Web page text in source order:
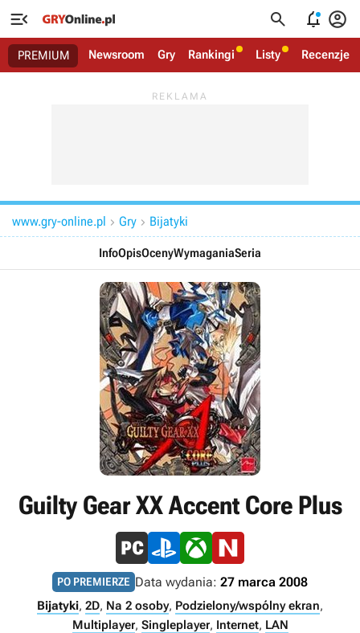
   
PREMIUM Newsroom Gry Rankingi Listy Recenzje
www.gry-online.pl  Gry  Bijatyki
InfoOpisOcenyWymaganiaSeria
Guilty Gear XX Accent Core Plus
PO PREMIERZE Data wydania: 27 marca 2008
Bijatyki, 2D, Na 2 osoby, Podzielony/wspólny ekran,
Multiplayer, Singleplayer, Internet, LAN